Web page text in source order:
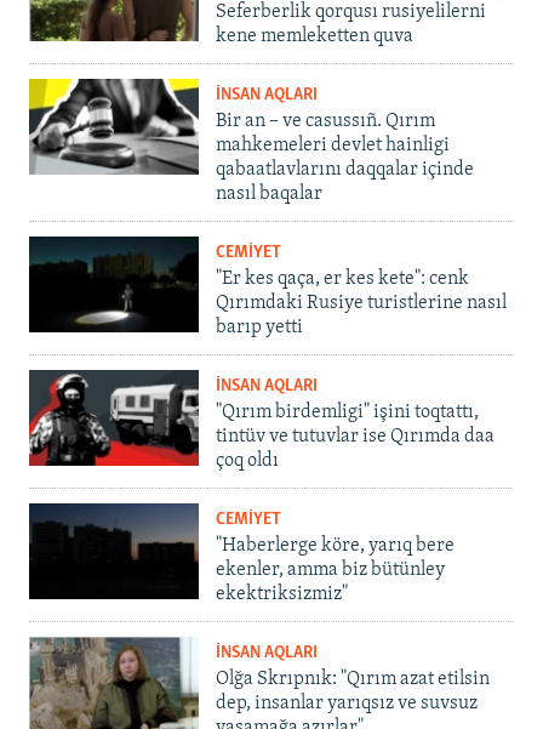
Seferberlik qorqusı rusiyelilerni
kene memleketten quva
İNSAN AQLARI
Bir an – ve casussıñ. Qırım
mahkemeleri devlet hainligi
qabaatlavlarını daqqalar içinde
nasıl baqalar
CEMİYET
"Er kes qaça, er kes kete": cenk
Qırımdaki Rusiye turistlerine nasıl
barıp yetti
İNSAN AQLARI
"Qırım birdemligi" işini toqtattı,
tintüv ve tutuvlar ise Qırımda daa
çoq oldı
CEMİYET
"Haberlerge köre, yarıq bere
ekenler, amma biz bütünley
ekektriksizmiz"
İNSAN AQLARI
Olğa Skrıpnık: "Qırım azat etilsin
dep, insanlar yarıqsız ve suvsuz